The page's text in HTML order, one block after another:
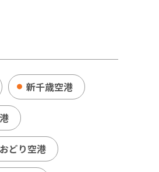
新千歳空港
どり空港